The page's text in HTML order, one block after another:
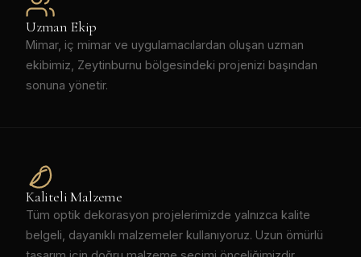
Uzman Ekip
Mimar, iç mimar ve uygulamacılardan oluşan uzman
ekibimiz, Zeytinburnu bölgesindeki projenizi başından
sonuna yönetir.
Kaliteli Malzeme
Tüm optik dekorasyon projelerimizde yalnızca kalite
belgeli, dayanıklı malzemeler kullanıyoruz. Uzun ömürlü